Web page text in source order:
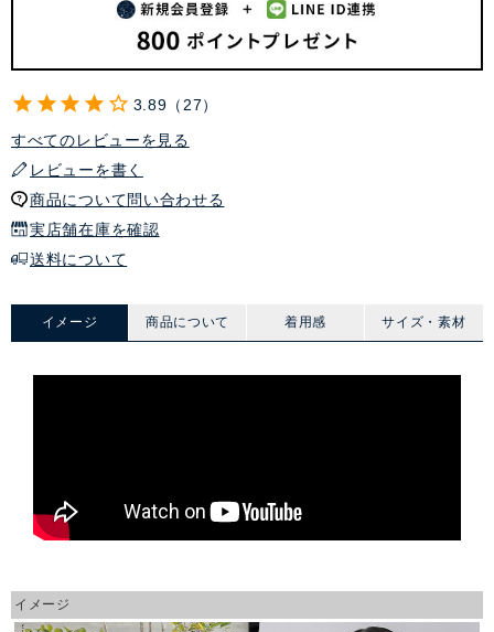
3.89
27
すべてのレビューを見る
レビューを書く
商品について問い合わせる
実店舗在庫を確認
送料について
イメージ 商品について 着用感 サイズ・素材
イメージ